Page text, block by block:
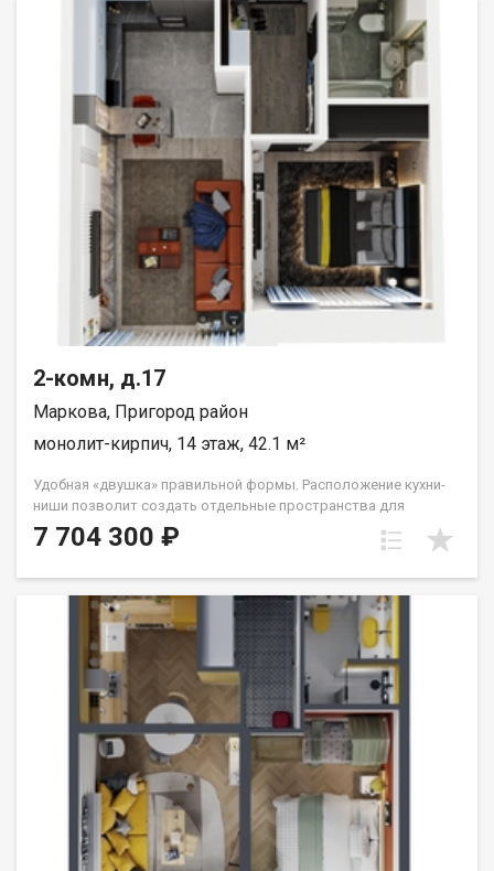
2-комн, д.17
Маркова, Пригород район
монолит-кирпич, 14 этаж, 42.1 м²
Удобная «двушка» правильной формы. Расположение кухни-
ниши позволит создать отдельные пространства для
гостиной и спальни. Северо-восточные окна выходят на
Сергиев Посад и м/р Университетский: тихую зелёную зону.
7 704 300 ₽